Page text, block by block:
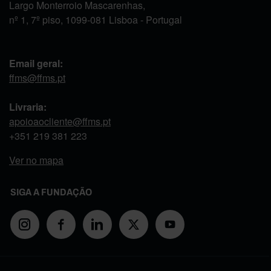
Largo Monterroio Mascarenhas,
nº 1, 7º piso, 1099-081 Lisboa - Portugal
Email geral:
ffms@ffms.pt
Livraria:
apoioaocliente@ffms.pt
+351 219 381 223
Ver no mapa
SIGA A FUNDAÇÃO